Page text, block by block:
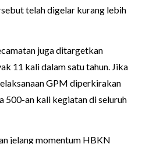
telah digelar kurang lebih
juga ditargetkan
11 kali dalam satu tahun. Jika
GPM diperkirakan
500-an kali kegiatan di seluruh
jelang momentum HBKN